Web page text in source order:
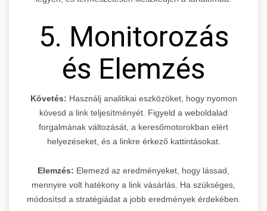
5. Monitorozás
és Elemzés
Követés: Használj analitikai eszközöket, hogy nyomon
kövesd a link teljesítményét. Figyeld a weboldalad
forgalmának változását, a keresőmotorokban elért
helyezéseket, és a linkre érkező kattintásokat.
Elemzés: Elemezd az eredményeket, hogy lássad,
mennyire volt hatékony a link vásárlás. Ha szükséges,
módosítsd a stratégiádat a jobb eredmények érdekében.